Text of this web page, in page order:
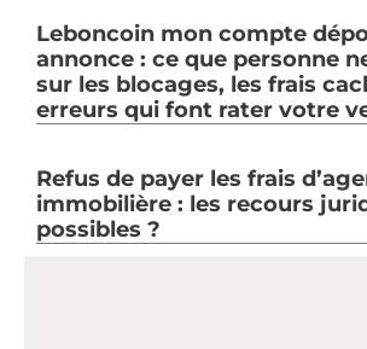
Leboncoin mon compte
annonce : ce que personne
sur les blocages, les frais
erreurs qui font rater votre
Refus de payer les frais
immobilière : les recours
possibles ?